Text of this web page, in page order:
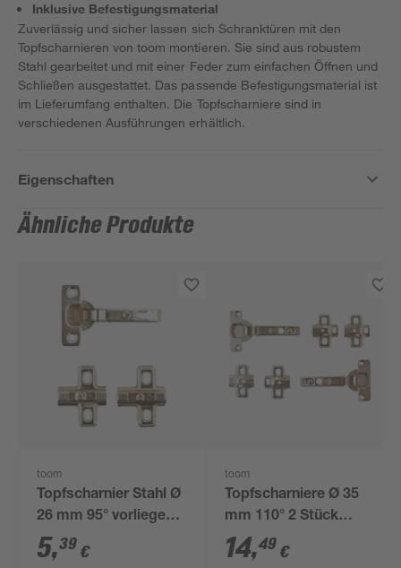
Inklusive Befestigungsmaterial
Zuverlässig und sicher lassen sich Schranktüren mit den
Topfscharnieren von toom montieren. Sie sind aus robustem
Stahl gearbeitet und mit einer Feder zum einfachen Öffnen und
Schließen ausgestattet. Das passende Befestigungsmaterial ist
im Lieferumfang enthalten. Die Topfscharniere sind in
verschiedenen Ausführungen erhältlich.
Eigenschaften
Ähnliche Produkte
toom
Topfscharnier Stahl Ø
26 mm 95° vorliegend
1 Stück
5,39 €
toom
Topfscharniere Ø 35
mm 110° 2 Stück
vorliegender
Anschlag
14,49 €